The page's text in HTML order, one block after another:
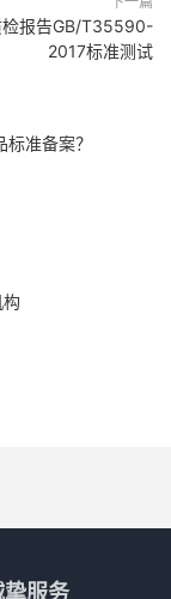
检报告GB/T35590-
2017标准测试
准备案？
构
挚服务